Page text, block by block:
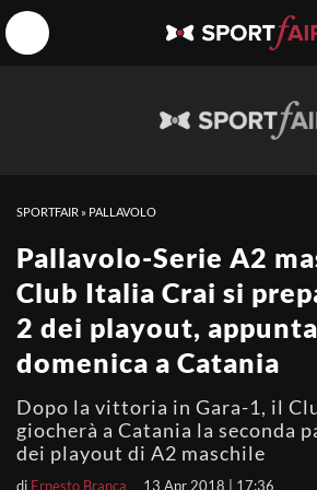
SPORTFAIR » PALLAVOLO
Pallavolo-Serie A2
Club Italia Crai si
2 dei playout,
domenica a Catania
Dopo la vittoria in Gara-1, il
giocherà a Catania la seconda
dei playout di A2 maschile
di Ernesto Branca 13 Apr 2018 | 17:36